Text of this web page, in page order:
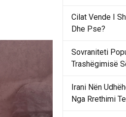
Cilat Vende I
Dhe Pse?
Sovraniteti
Trashëgimisë
Irani Nën
Nga Rrethimi